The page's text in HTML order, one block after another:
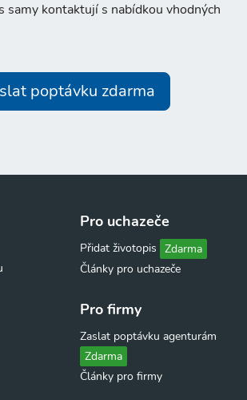
samy kontaktují s nabídkou vhodných
poptávku zdarma
Pro uchazeče
Přidat životopis Zdarma
Články pro uchazeče
Pro firmy
Zaslat poptávku agenturám
Zdarma
Články pro firmy